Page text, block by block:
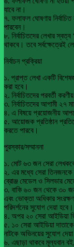
যাবে না।
৭. ফলাফল ঘোষণায়
পারবেন।
৮. নির্বাচিতদের লেখার স্বত্ব
থাকবে। তবে সর্বক্ষেত্রেই
নির্বাচন প্রক্রিয়া
১. প্রাপ্ত লেখা একটি
করা হবে।
২. নির্বাচিতদের পরবর্তী
৩. নির্বাচিতদের আগামী ২৭
৪. এ বিষয়ে প্রয়োজনীয়
৫. আয়োজক প্রতিষ্ঠান
করতে পারবে।
পুরস্কার/সম্মাননা
১. মোট ৬৩ জন সেরা
২. এর মধ্যে সেরা তিনজনকে
ব্রোঞ্জ মেডেল ও সিলভার
৩. বাকি ৬০ জন থেকে ৩০
এবং ভোক্তা অধিকার সংরক্ষণ
পরিদর্শনের সুযোগ দেয়া হবে।
৪. অপর ২০ সেরা আইডিয়া
৫. ১০ সেরা আইডিয়া
নাটকে অভিনয়ের সুযোগ
৬. এছাড়া থাকবে মূল্যবান